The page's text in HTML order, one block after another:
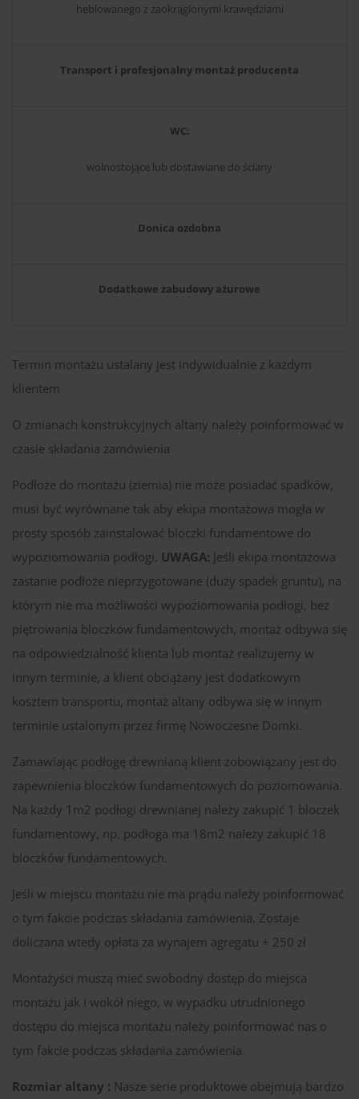
heblowanego z zaokrąglonymi krawędziami
Transport i profesjonalny montaż producenta
WC:
wolnostojące lub dostawiane do ściany
Donica ozdobna
Dodatkowe zabudowy ażurowe
Termin montażu ustalany jest indywidualnie z każdym
klientem
O zmianach konstrukcyjnych altany należy poinformować w
czasie składania zamówienia
Podłoże do montażu (ziemia) nie może posiadać spadków,
musi być wyrównane tak aby ekipa montażowa mogła w
prosty sposób zainstalować bloczki fundamentowe do
wypoziomowania podłogi. UWAGA: Jeśli ekipa montażowa
zastanie podłoże nieprzygotowane (duży spadek gruntu), na
którym nie ma możliwości wypoziomowania podłogi, bez
piętrowania bloczków fundamentowych, montaż odbywa się
na odpowiedzialność klienta lub montaż realizujemy w
innym terminie, a klient obciążany jest dodatkowym
kosztem transportu, montaż altany odbywa się w innym
terminie ustalonym przez firmę Nowoczesne Domki.
Zamawiając podłogę drewnianą klient zobowiązany jest do
zapewnienia bloczków fundamentowych do poziomowania.
Na każdy 1m2 podłogi drewnianej należy zakupić 1 bloczek
fundamentowy, np. podłoga ma 18m2 należy zakupić 18
bloczków fundamentowych.
Jeśli w miejscu montażu nie ma prądu należy poinformować
o tym fakcie podczas składania zamówienia. Zostaje
doliczana wtedy opłata za wynajem agregatu + 250 zł
Montażyści muszą mieć swobodny dostęp do miejsca
montażu jak i wokół niego, w wypadku utrudnionego
dostępu do miejsca montażu należy poinformować nas o
tym fakcie podczas składania zamówienia.
Rozmiar altany : Nasze serie produktowe obejmują bardzo